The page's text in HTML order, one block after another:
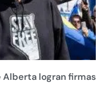
Alberta logran firmas